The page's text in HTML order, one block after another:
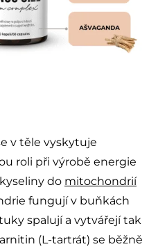
v těle vyskytuje
roli při výrobě energie
do mitochondrií
fungují v buňkách
spalují a vytvářejí tak
(L-tartrát) se běžně